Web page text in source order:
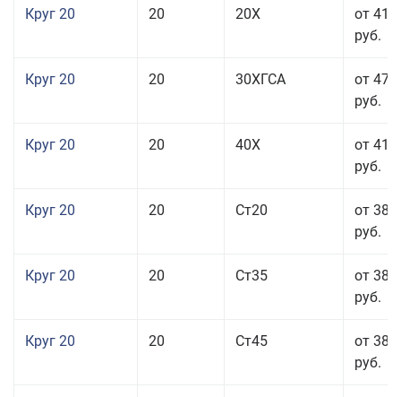
Круг 20 20 20Х
от 41
руб.
Круг 20 20 30ХГСА
от 47
руб.
Круг 20 20 40Х
от 41
руб.
Круг 20 20 Ст20
от 38
руб.
Круг 20 20 Ст35
от 38
руб.
Круг 20 20 Ст45
от 38
руб.